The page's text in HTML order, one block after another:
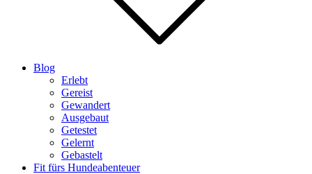
Blog
Erlebt
Gereist
Gewandert
Ausgebaut
Getestet
Gelernt
Gebastelt
Fit fürs Hundeabenteuer